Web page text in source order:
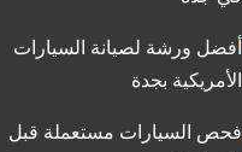
أفضل ورشة لصيانة السيارات
الأمريكية بجدة
فحص السيارات مستعملة قبل